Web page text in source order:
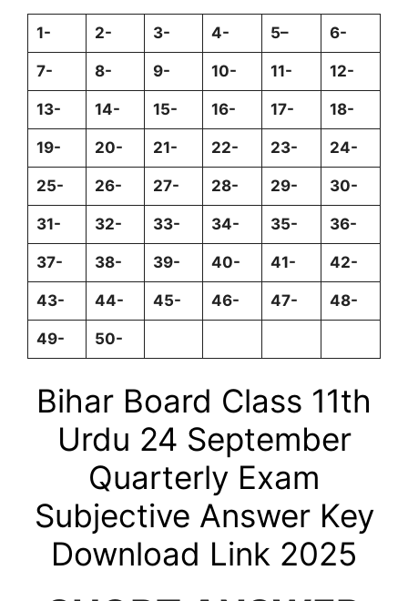
1- 2- 3- 4- 5– 6-
7- 8- 9- 10- 11- 12-
13- 14- 15- 16- 17- 18-
19- 20- 21- 22- 23- 24-
25- 26- 27- 28- 29- 30-
31- 32- 33- 34- 35- 36-
37- 38- 39- 40- 41- 42-
43- 44- 45- 46- 47- 48-
49- 50-
Bihar Board Class 11th
Urdu 24 September
Quarterly Exam
Subjective Answer Key
Download Link 2025